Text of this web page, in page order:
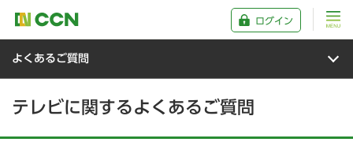
ログイン
よくあるご質問
テレビに関するよくあるご質問